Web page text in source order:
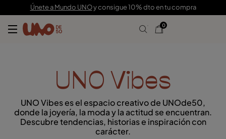
Únete a Mundo UNOy consigue 10% dto en tu compra
0
UNO Vibes
UNO Vibes es el espacio creativo de UNOde50,
donde la joyería, la moda y la actitud se encuentran.
Descubre tendencias, historias e inspiración con
carácter.